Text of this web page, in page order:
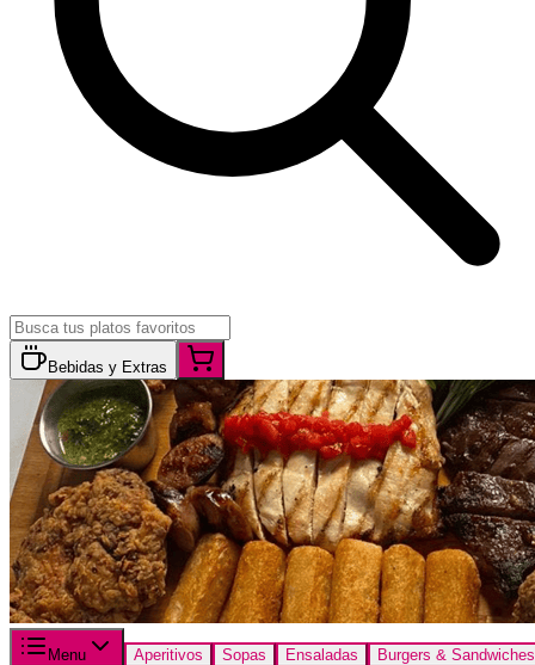
Bebidas y Extras
Menu Aperitivos Sopas Ensaladas
Burgers & Sandwiches